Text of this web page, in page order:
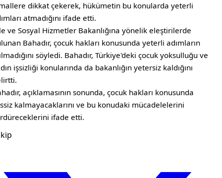
dikkat çekerek, hükümetin bu konularda yeterli
atmadığını ifade etti.
ve Sosyal Hizmetler Bakanlığına yönelik eleştirilerde
Bahadır, çocuk hakları konusunda yeterli adımların
söyledi. Bahadır, Türkiye'deki çocuk yoksulluğu ve
işsizliği konularında da bakanlığın yetersiz kaldığını
açıklamasının sonunda, çocuk hakları konusunda
kalmayacaklarını ve bu konudaki mücadelelerini
ifade etti.